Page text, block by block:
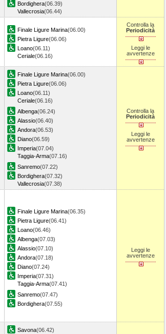
Bordighera(06.39)
Vallecrosia(06.44)
Finale Ligure Marina(06.00)
Pietra Ligure(06.06)
Loano(06.11)
Ceriale(06.16)
Controlla la
Periodicità
Leggi le
avvertenze
Finale Ligure Marina(06.00)
Pietra Ligure(06.06)
Loano(06.11)
Ceriale(06.16)
Albenga(06.24)
Alassio(06.40)
Andora(06.53)
Diano(06.59)
Imperia(07.04)
Taggia-Arma(07.16)
Sanremo(07.22)
Bordighera(07.32)
Vallecrosia(07.38)
Controlla la
Periodicità
Leggi le
avvertenze
Finale Ligure Marina(06.35)
Pietra Ligure(06.41)
Loano(06.46)
Albenga(07.03)
Alassio(07.10)
Andora(07.18)
Diano(07.24)
Imperia(07.31)
Taggia-Arma(07.41)
Sanremo(07.47)
Bordighera(07.55)
Leggi le
avvertenze
Savona(06.42)